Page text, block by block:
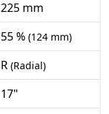
225 mm
55 % (124 mm)
R (Radial)
17"